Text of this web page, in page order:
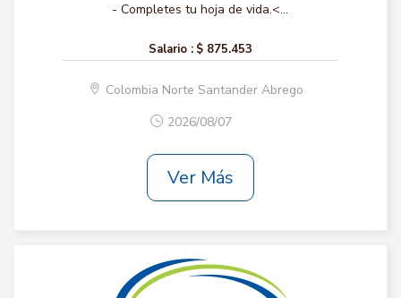
- Completes tu hoja de vida.<...
Salario : $ 875.453
Colombia Norte Santander Abrego
2026/08/07
Ver Más